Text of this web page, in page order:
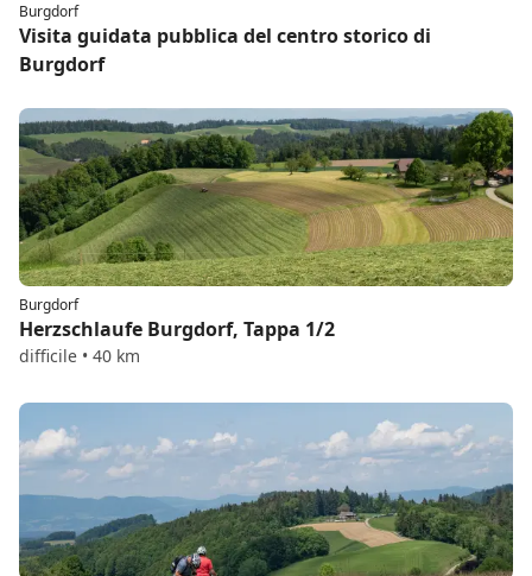
Burgdorf
Visita guidata pubblica del centro storico di
Burgdorf
Burgdorf
Herzschlaufe Burgdorf, Tappa 1/2
difficile • 40 km